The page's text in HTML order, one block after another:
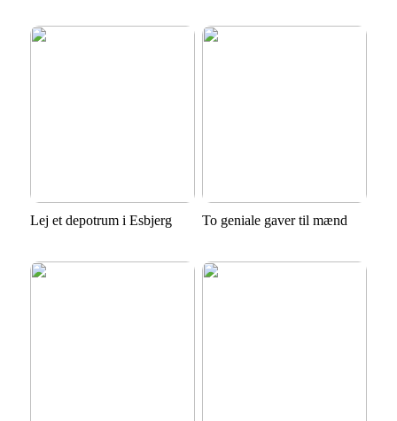
Lej et depotrum i Esbjerg To geniale gaver til mænd